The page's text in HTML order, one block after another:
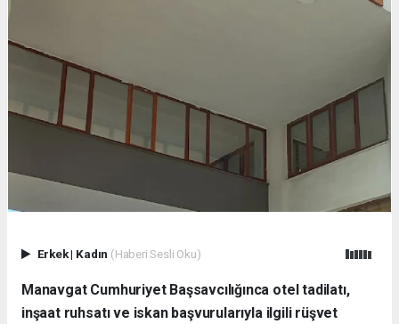
Erkek| Kadın (Haberi Sesli Oku)
Manavgat Cumhuriyet Başsavcılığınca otel tadilatı,
inşaat ruhsatı ve iskan başvurularıyla ilgili rüşvet